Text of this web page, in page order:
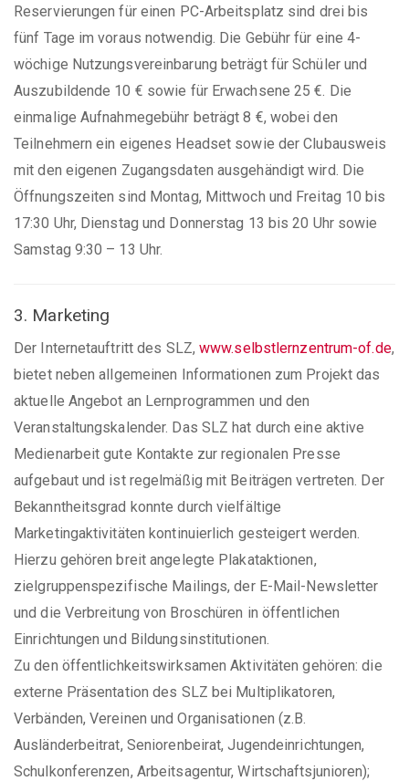
Reservierungen für einen PC-Arbeitsplatz sind drei bis
fünf Tage im voraus notwendig. Die Gebühr für eine 4-
wöchige Nutzungsvereinbarung beträgt für Schüler und
Auszubildende 10 € sowie für Erwachsene 25 €. Die
einmalige Aufnahmegebühr beträgt 8 €, wobei den
Teilnehmern ein eigenes Headset sowie der Clubausweis
mit den eigenen Zugangsdaten ausgehändigt wird. Die
Öffnungszeiten sind Montag, Mittwoch und Freitag 10 bis
17:30 Uhr, Dienstag und Donnerstag 13 bis 20 Uhr sowie
Samstag 9:30 – 13 Uhr.
3. Marketing
Der Internetauftritt des SLZ,www.selbstlernzentrum-of.de,
bietet neben allgemeinen Informationen zum Projekt das
aktuelle Angebot an Lernprogrammen und den
Veranstaltungskalender. Das SLZ hat durch eine aktive
Medienarbeit gute Kontakte zur regionalen Presse
aufgebaut und ist regelmäßig mit Beiträgen vertreten. Der
Bekanntheitsgrad konnte durch vielfältige
Marketingaktivitäten kontinuierlich gesteigert werden.
Hierzu gehören breit angelegte Plakataktionen,
zielgruppenspezifische Mailings, der E-Mail-Newsletter
und die Verbreitung von Broschüren in öffentlichen
Einrichtungen und Bildungsinstitutionen.
Zu den öffentlichkeitswirksamen Aktivitäten gehören: die
externe Präsentation des SLZ bei Multiplikatoren,
Verbänden, Vereinen und Organisationen (z.B.
Ausländerbeitrat, Seniorenbeirat, Jugendeinrichtungen,
Schulkonferenzen, Arbeitsagentur, Wirtschaftsjunioren);